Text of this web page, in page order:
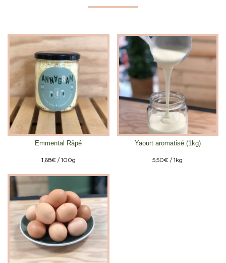
Emmental Râpé
1,68€ / 100g
Yaourt aromatisé (1kg)
5,50€ / 1kg